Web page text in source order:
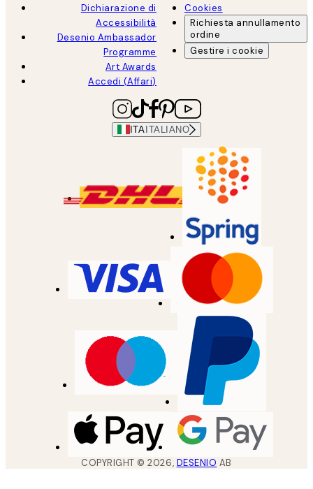
Dichiarazione di
Accessibilità
Desenio Ambassador
Programme
Art Awards
Accedi (Affari)
Cookies
Richiesta annullamento
ordine
Gestire i cookie
ITA ITALIANO
COPYRIGHT ©2026, DESENIO AB